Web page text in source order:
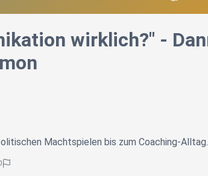
wirklich?" -
Machtspielen bis zum Coaching-